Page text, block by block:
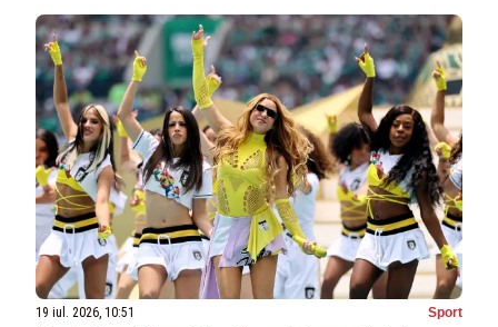
19 iul. 2026, 10:51 Sport